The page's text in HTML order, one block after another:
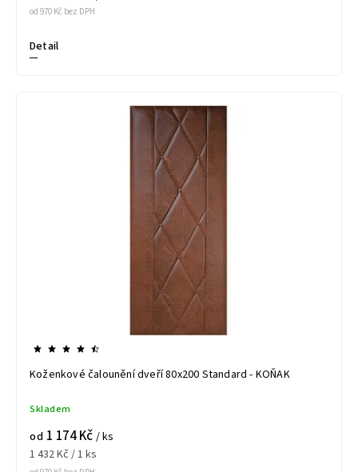
od 970 Kč bez DPH
Detail
Koženkové čalounění dveří 80x200 Standard - KOŇAK
Skladem
od 1 174 Kč / ks
1 432 Kč / 1 ks